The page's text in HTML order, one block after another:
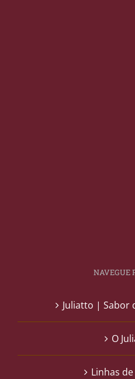
NAVEGUE
Juliatto | Sabor
O
Linhas